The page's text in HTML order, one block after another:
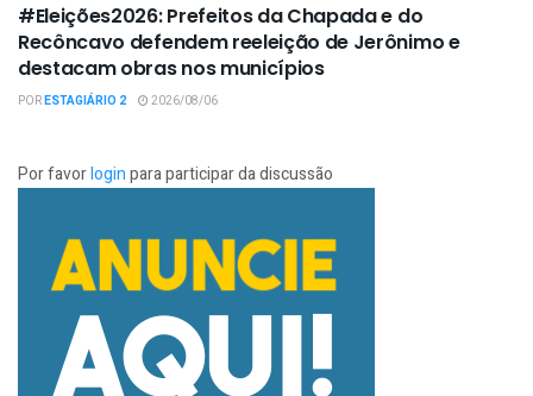
#Eleições2026: Prefeitos da Chapada e do
Recôncavo defendem reeleição de Jerônimo e
destacam obras nos municípios
PORESTAGIÁRIO 2 2026/08/06
Por favorloginpara participar da discussão